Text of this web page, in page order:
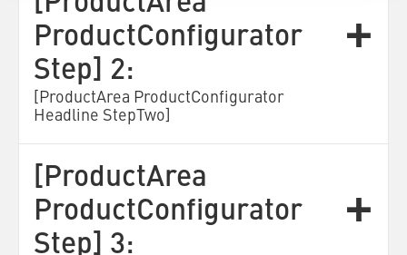
ProductConfigurator
Step] 2:
[ProductArea ProductConfigurator
Headline StepTwo]
[ProductArea
ProductConfigurator
Step] 3: